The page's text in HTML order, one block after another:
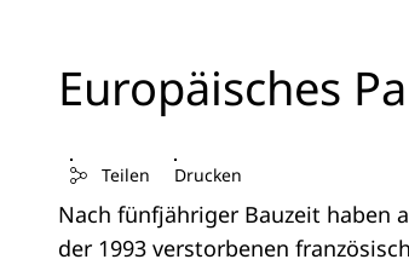
Europäisches
Teilen Drucken
Nach fünfjähriger Bauzeit haben
der 1993 verstorbenen